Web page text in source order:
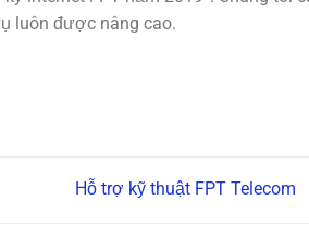
luôn được nâng cao.
Hỗ trợ kỹ thuật FPT Telecom